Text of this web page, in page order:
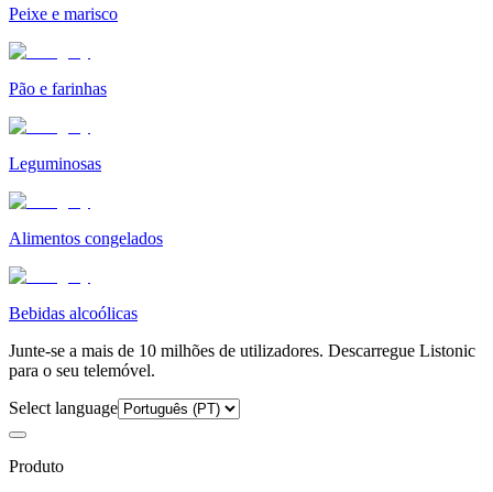
Peixe e marisco
Pão e farinhas
Leguminosas
Alimentos congelados
Bebidas alcoólicas
Junte-se a mais de 10 milhões de utilizadores. Descarregue Listonic
para o seu telemóvel.
Select language
Produto